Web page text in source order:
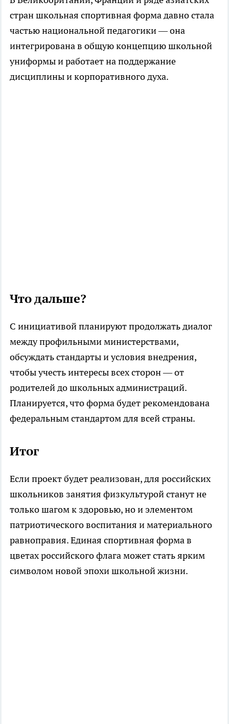
стран школьная спортивная форма давно стала
частью национальной педагогики — она
интегрирована в общую концепцию школьной
униформы и работает на поддержание
дисциплины и корпоративного духа.
Что дальше?
С инициативой планируют продолжать диалог
между профильными министерствами,
обсуждать стандарты и условия внедрения,
чтобы учесть интересы всех сторон — от
родителей до школьных администраций.
Планируется, что форма будет рекомендована
федеральным стандартом для всей страны.
Итог
Если проект будет реализован, для российских
школьников занятия физкультурой станут не
только шагом к здоровью, но и элементом
патриотического воспитания и материального
равноправия. Единая спортивная форма в
цветах российского флага может стать ярким
символом новой эпохи школьной жизни.